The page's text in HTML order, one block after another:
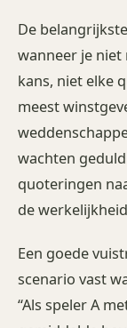
De
wanneer je niet
kans, niet elke
meest
wachten
quoteringen
de
Een goede
scenario vast
“Als speler A